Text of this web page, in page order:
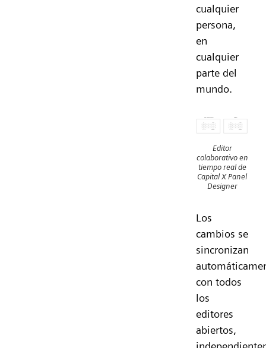
cualquier
persona,
en
cualquier
parte del
mundo.
Editor
colaborativo en
tiempo real de
Capital X Panel
Designer
Los
cambios se
sincronizan
con todos
los
editores
abiertos,